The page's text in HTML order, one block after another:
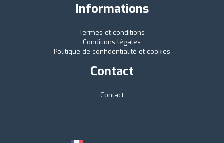
Informations
Termes et conditions
Conditions légales
Politique de confidentialité et cookies
Contact
Contact